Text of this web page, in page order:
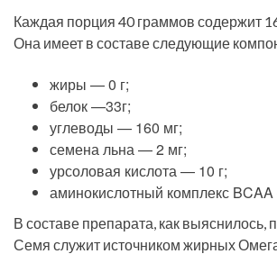
Каждая порция 40 граммов содержит
Она имеет в составе следующие
жиры — 0 г;
белок —33г;
углеводы — 160 мг;
семена льна — 2 мг;
урсоловая кислота — 10 г;
аминокислотный комплекс
В составе препарата, как выяснилось,
Семя служит источником жирных